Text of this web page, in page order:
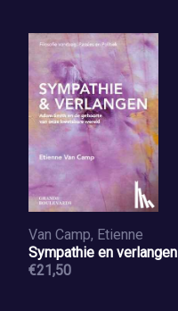
Van Camp, Etienne
Sympathie en verlangen
€21,50